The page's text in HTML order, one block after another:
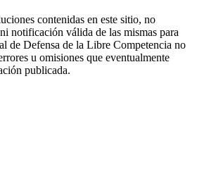
contenidas en este sitio, no
notificación válida de las mismas para
de Defensa de la Libre Competencia no
u omisiones que eventualmente
publicada.